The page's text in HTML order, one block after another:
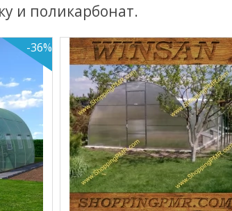
и поликарбонат.
-36%